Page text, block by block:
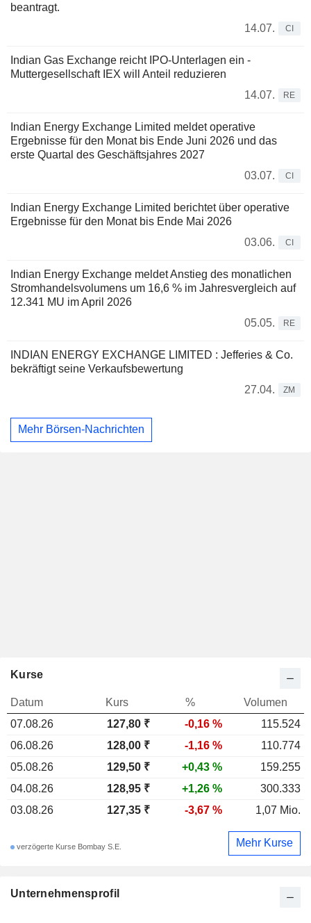
beantragt.
14.07.
CI
Indian Gas Exchange reicht IPO-Unterlagen ein -
Muttergesellschaft IEX will Anteil reduzieren
14.07.
RE
Indian Energy Exchange Limited meldet operative
Ergebnisse für den Monat bis Ende Juni 2026 und das
erste Quartal des Geschäftsjahres 2027
03.07.
CI
Indian Energy Exchange Limited berichtet über operative
Ergebnisse für den Monat bis Ende Mai 2026
03.06.
CI
Indian Energy Exchange meldet Anstieg des monatlichen
Stromhandelsvolumens um 16,6 % im Jahresvergleich auf
12.341 MU im April 2026
05.05.
RE
INDIAN ENERGY EXCHANGE LIMITED : Jefferies & Co.
bekräftigt seine Verkaufsbewertung
27.04.
ZM
Mehr Börsen-Nachrichten
Unternehmensprofil
Kurse
Datum Kurs %
Volumen
07.08.26
127,80 ₹ -0,16 %
115.524
06.08.26
128,00 ₹ -1,16 %
110.774
05.08.26
129,50 ₹ +0,43 %
159.255
04.08.26
128,95 ₹ +1,26 %
300.333
03.08.26
127,35 ₹ -3,67 % 1,07 Mio.
verzögerte Kurse Bombay S.E. Mehr Kurse